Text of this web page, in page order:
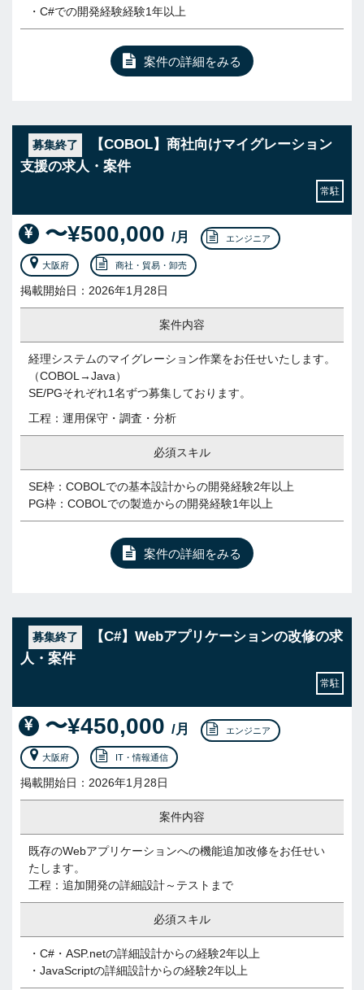
・C#での開発経験経験1年以上
案件の詳細をみる
募集終了
【COBOL】商社向けマイグレーション
支援の求人・案件
常駐
〜¥500,000 /月 エンジニア
大阪府 商社・貿易・卸売
掲載開始日：2026年1月28日
案件内容
経理システムのマイグレーション作業をお任せいたします。
（COBOL→Java）
SE/PGそれぞれ1名ずつ募集しております。
工程：運用保守・調査・分析
必須スキル
SE枠：COBOLでの基本設計からの開発経験2年以上
PG枠：COBOLでの製造からの開発経験1年以上
案件の詳細をみる
募集終了
【C#】Webアプリケーションの改修の求
人・案件
常駐
〜¥450,000 /月 エンジニア
大阪府 IT・情報通信
掲載開始日：2026年1月28日
案件内容
既存のWebアプリケーションへの機能追加改修をお任せい
たします。
工程：追加開発の詳細設計～テストまで
必須スキル
・C#・ASP.netの詳細設計からの経験2年以上
・JavaScriptの詳細設計からの経験2年以上